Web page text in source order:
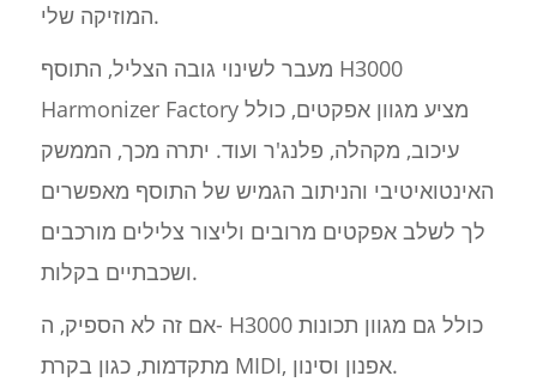
המוזיקה שלי.
מעבר לשינוי גובה הצליל, התוסף H3000
Harmonizer Factory מציע מגוון אפקטים, כולל
עיכוב, מקהלה, פלנג'ר ועוד. יתרה מכך, הממשק
האינטואיטיבי והניתוב הגמיש של התוסף מאפשרים
לך לשלב אפקטים מרובים וליצור צלילים מורכבים
ושכבתיים בקלות.
אם זה לא הספיק, ה- H3000 כולל גם מגוון תכונות
מתקדמות, כגון בקרת MIDI, אפנון וסינון.